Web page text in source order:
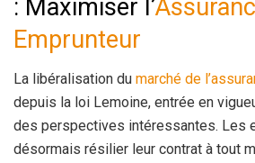
: Maximiser l’
Emprunteur
La libéralisation du marché de
depuis la loi Lemoine, entrée en
des perspectives intéressantes. Les
désormais résilier leur contrat à tout